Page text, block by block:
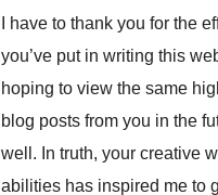
I have to thank you for the
you’ve put in writing this
hoping to view the same
blog posts from you in the
well. In truth, your creative
abilities has inspired me to